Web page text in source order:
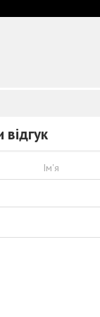
відгук
Ім'я